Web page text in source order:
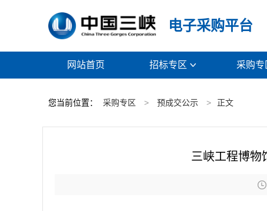
电子采购平台
网站首页 招标专区  采购专
您当前位置： 采购专区 > 预成交公示 > 正文
三峡工程博物
